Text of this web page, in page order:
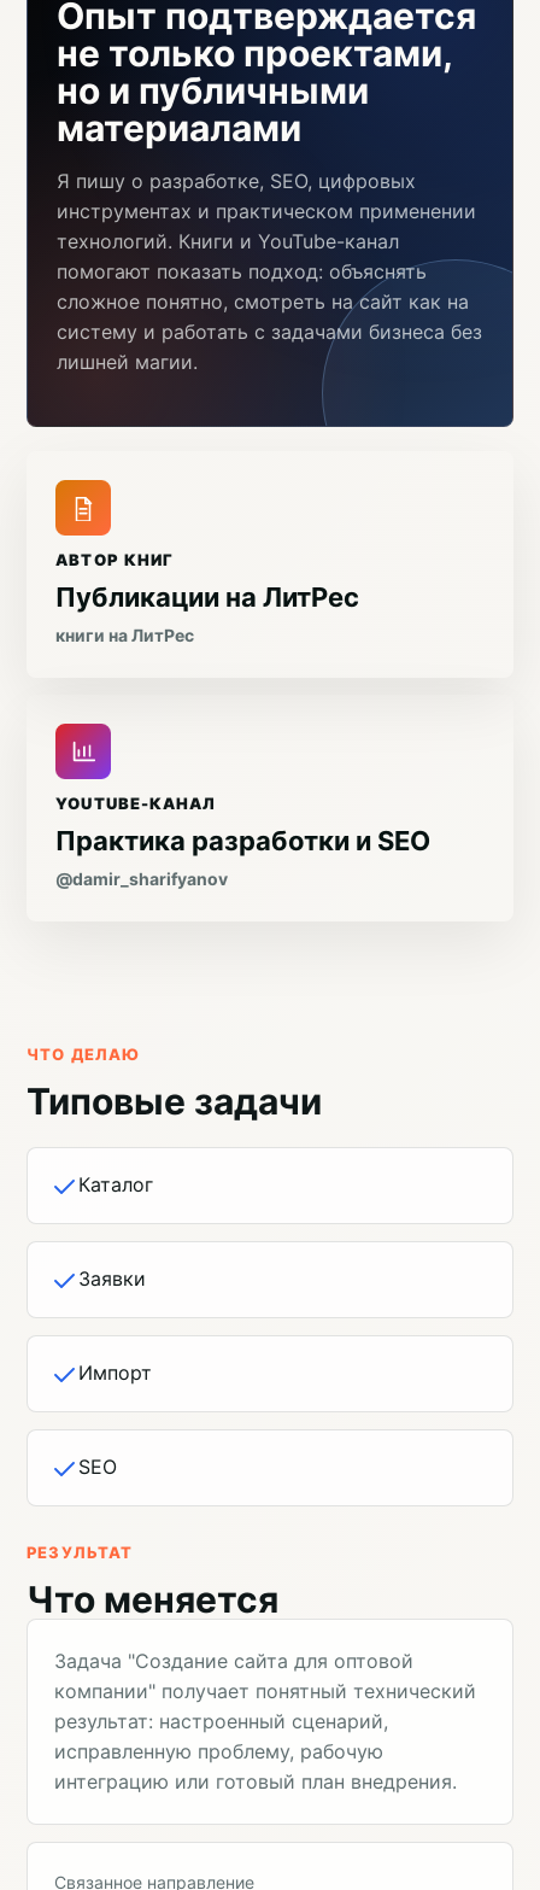
Опыт подтверждается
не только проектами,
но и публичными
материалами
Я пишу о разработке, SEO, цифровых
инструментах и практическом применении
технологий. Книги и YouTube-канал
помогают показать подход: объяснять
сложное понятно, смотреть на сайт как на
систему и работать с задачами бизнеса без
лишней магии.
АВТОР КНИГ
Публикации на ЛитРес
книги на ЛитРес
YOUTUBE-КАНАЛ
Практика разработки и SEO
@damir_sharifyanov
ЧТО ДЕЛАЮ
Типовые задачи
Каталог
Заявки
Импорт
SEO
РЕЗУЛЬТАТ
Что меняется
Задача "Создание сайта для оптовой
компании" получает понятный технический
результат: настроенный сценарий,
исправленную проблему, рабочую
интеграцию или готовый план внедрения.
Связанное направление